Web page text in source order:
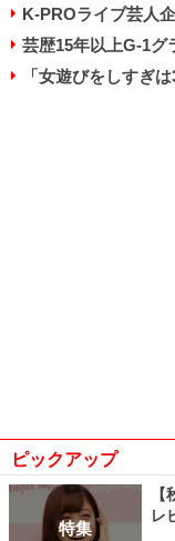
K-PROライブ芸人
芸歴15年以上G-1グ
「女遊びをしすぎは
ピックアップ
特集
レ